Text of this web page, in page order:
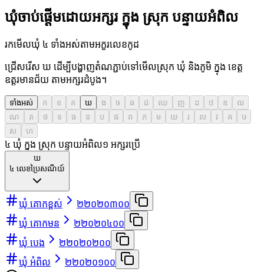
ឃុំចាប់ផ្តើមដោយអក្សរ ក្នុង ស្រុក បន្ទាយអំពិល
រកមើលឃុំ ៤ ទាំងអស់តាមអក្ខរលេខកូដ
ជ្រើសរើស ឃ ដើម្បីបង្ហាញតំណភ្ជាប់ទៅមើលស្រុក ឃុំ និងភូមិ ក្នុង ខេត្ត
ឧត្តរមានជ័យ តាមអក្សរដំបូង។
ទាំងអស់ ក ខ គ ឃ ង ច ឆ ជ ឈ ញ ដ ឋ ឌ
ឍ
ណ
ត ថ ទ ធ ន ប ផ ព ភ ម យ រ ល វ ឝ
ឞ
ស
ហ
៤ ឃុំ ក្នុង ស្រុក បន្ទាយអំពិល១ អក្សរប្រើ
ឃ
៤ លេខប្រៃសណីយ៍
ឃុំ គោកខ្ពស់
២២០២០៣០០
ឃុំ គោកមន
២២០២០៤០០
ឃុំ បេង
២២០២០២០០
ឃុំ អំពិល
២២០២០១០០